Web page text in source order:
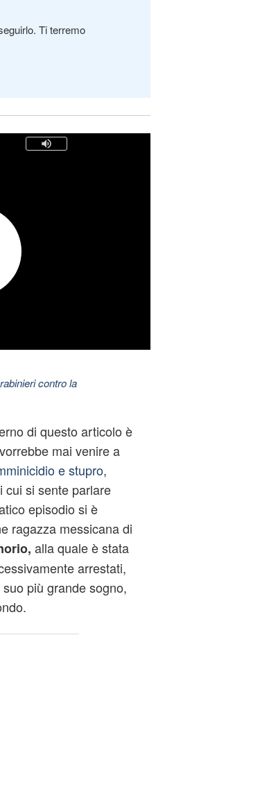
Ti terremo
contro la
di questo articolo è
mai venire a
e stupro,
cui si sente parlare
episodio si è
ragazza messicana di
alla quale è stata
arrestati,
più grande sogno,